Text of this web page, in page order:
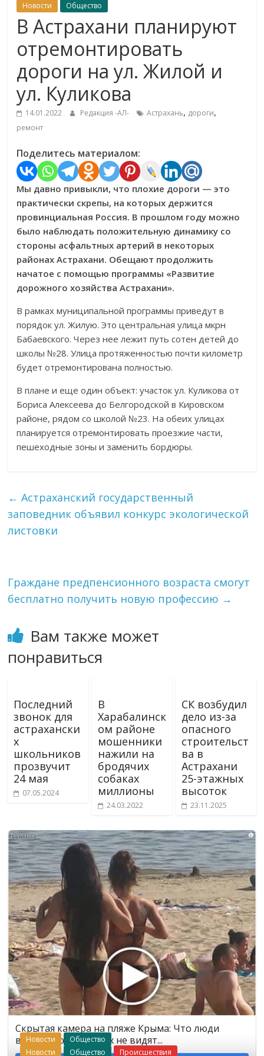
Новости Общество
В Астрахани планируют
отремонтировать
дороги на ул. Жилой и
ул. Куликова
14.01.2022 Редакция -АЛ- Астрахань, дороги,
ремонт
Поделитесь материалом:
Мы давно привыкли, что плохие дороги — это
практически скрепы, на которых держится
провинциальная Россия. В прошлом году можно
было наблюдать положительную динамику со
стороны асфальтных артерий в некоторых
районах Астрахани. Обещают продолжить
начатое с помощью программы «Развитие
дорожного хозяйства Астрахани».
В рамках муниципальной программы приведут в
порядок ул. Жилую. Это центральная улица мкрн
Бабаевского. Через нее лежит путь сотен детей до
школы №28. Улица протяженностью почти километр
будет отремонтирована полностью.
В плане и еще один объект: участок ул. Куликова от
Бориса Алексеева до Белгородской в Кировском
районе, рядом со школой №23. На обеих улицах
планируется отремонтировать проезжие части,
пешеходные зоны и заменить бордюры.
← Астраханский государственный
заповедник объявил конкурс экологической
листовки
Граждане предпенсионного возраста смогут
бесплатно получить новую профессию →
Вам также может
понравиться
Последний
звонок для
астрахански
х
школьников
прозвучит
24 мая
07.05.2024
В
Харабалинск
ом районе
мошенники
нажили на
бродячих
собаках
миллионы
24.03.2022
СК возбудил
дело из-за
опасного
строительст
ва в
Астрахани
25-этажных
высоток
23.11.2025
i
Скрытая камера на пляже Крыма: Что люди
вытворяют, когда их не видят...
Новости Общество
Новости Общество Происшествия